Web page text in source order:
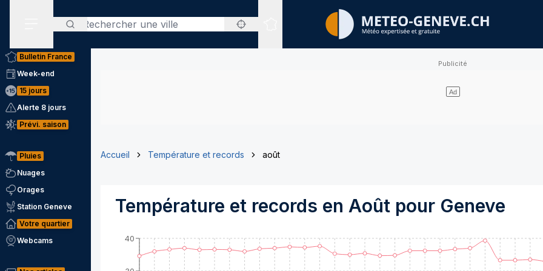
Rechercher
Sites expertisés
Bulletin France
Week-end
15 jours
Alerte 8 jours
Prévi. saison
Pluies
Nuages
Orages
Station Geneve
Votre quartier
Webcams
Accueil Température et records août
Température et records en Août pour Geneve
40